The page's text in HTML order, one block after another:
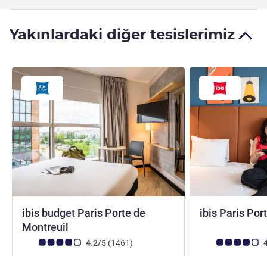
Yakınlardaki diğer tesislerimiz
ibis budget Paris Porte de
Montreuil
Avis müşterileri puanı (ALL Puanlama)
4.2/5 (1461görüş
)
ibis Paris
Avis müşterileri